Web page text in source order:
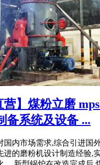
营】煤粉立磨
备系统及设备 ...
国内市场需求,综合引进国
进的磨粉机设计制造经验,